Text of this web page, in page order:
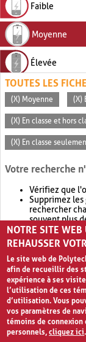
Faible
Moyenne
Élevée
TOUTES LES
(X) Moyenne (X)
(X) En classe et hors
(X) En classe
Votre recherche
Vérifiez que
Supprimez
rechercher
souvent plus
Envisagez
retournera
NOTRE SITE
REHAUSSER
Le site web de
afin de recueillir des
expérience à ses
l’utilisation de ces
d’utilisation. Vous
vos paramètres de
témoins de
personnels,cliquez ici.